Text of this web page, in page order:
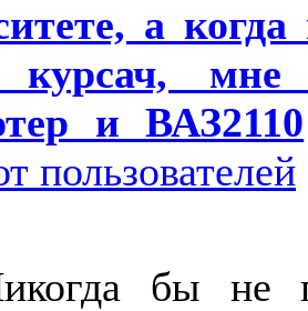
а
курсач, мне
и ВАЗ2110
пользователей
бы не